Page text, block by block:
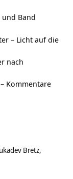
und Band
– Licht auf die
nach
Kommentare
Bretz